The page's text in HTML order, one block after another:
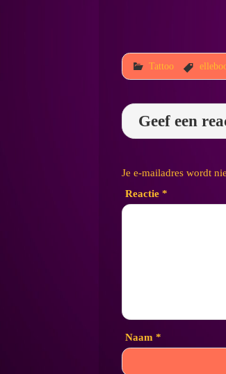
Tattoo
Geef een
Je e-mailadres wordt
Reactie *
Naam *